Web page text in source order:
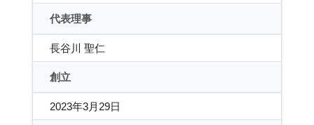
代表理事
長谷川 聖仁
創立
2023年3月29日